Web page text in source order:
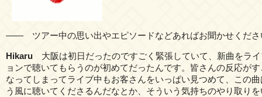
―― ツアー中の思い出やエピソードなどあればお聞かせくださ
Hikaru 大阪は初日だったのですごく緊張していて、新曲をラ
ョンで聴いてもらうのが初めてだったんです。皆さんの反応が
なってしまってライブ中もお客さんをいっぱい見つめて、この
う風に聴いてくださるんだなとか、そういう気持ちのやり取り